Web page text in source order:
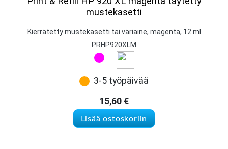
mustekasetti
Kierrätetty mustekasetti tai väriaine, magenta, 12 ml
PRHP920XLM
3-5 työpäivää
15,60€
Lisää ostoskoriin